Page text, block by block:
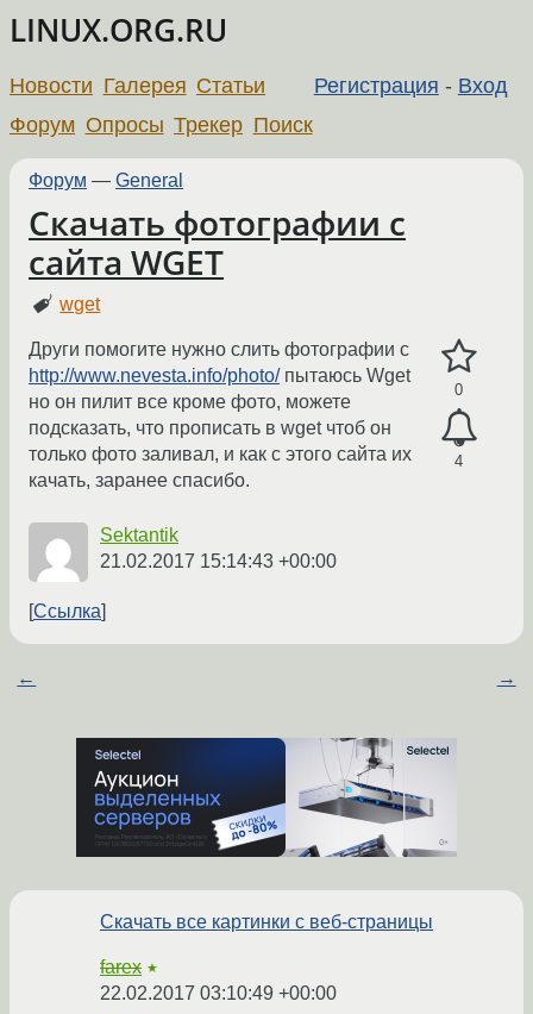
LINUX.ORG.RU
Регистрация - Вход
Новости Галерея Статьи
Форум Опросы Трекер Поиск
Форум — General
Скачать фотографии с
сайта WGET
wget
0
4
Други помогите нужно слить фотографии с
http://www.nevesta.info/photo/пытаюсь Wget
но он пилит все кроме фото, можете
подсказать, что прописать в wget чтоб он
только фото заливал, и как с этого сайта их
качать, заранее спасибо.
Sektantik
21.02.2017 15:14:43 +00:00
Ссылка
← →
Скачать все картинки с веб-страницы
farex ★
22.02.2017 03:10:49 +00:00